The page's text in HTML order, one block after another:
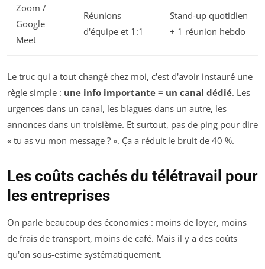
Zoom /
Google
Meet
Réunions
d'équipe et 1:1
Stand-up quotidien
+ 1 réunion hebdo
Le truc qui a tout changé chez moi, c'est d'avoir instauré une
règle simple : une info importante = un canal dédié. Les
urgences dans un canal, les blagues dans un autre, les
annonces dans un troisième. Et surtout, pas de ping pour dire
« tu as vu mon message ? ». Ça a réduit le bruit de 40 %.
Les coûts cachés du télétravail pour
les entreprises
On parle beaucoup des économies : moins de loyer, moins
de frais de transport, moins de café. Mais il y a des coûts
qu'on sous-estime systématiquement.